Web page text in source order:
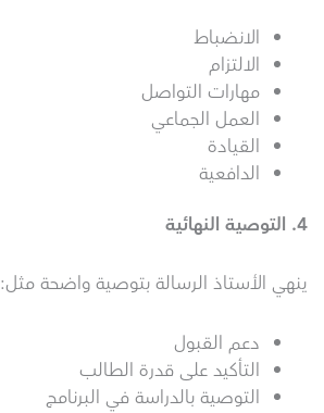
الانضباط
الالتزام
مهارات التواصل
العمل الجماعي
القيادة
الدافعية
4. التوصية النهائية
ينهي الأستاذ الرسالة بتوصية واضحة مثل:
دعم القبول
التأكيد على قدرة الطالب
التوصية بالدراسة في البرنامج